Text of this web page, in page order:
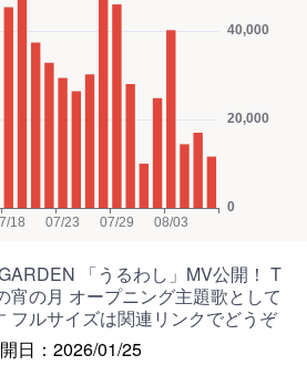
「うるわし」MV公開！ T
宵の月 オープニング主題歌として
フルサイズは関連リンクでどうぞ
日：2026/01/25